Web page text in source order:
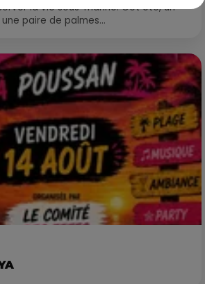
la vie sous-marine. Cet été, un
paire de palmes...